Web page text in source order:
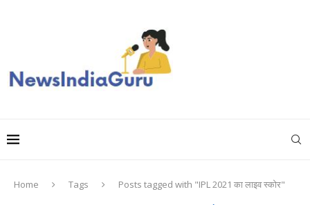
Home Tags Posts tagged with "IPL 2021 का लाइव स्कोर"